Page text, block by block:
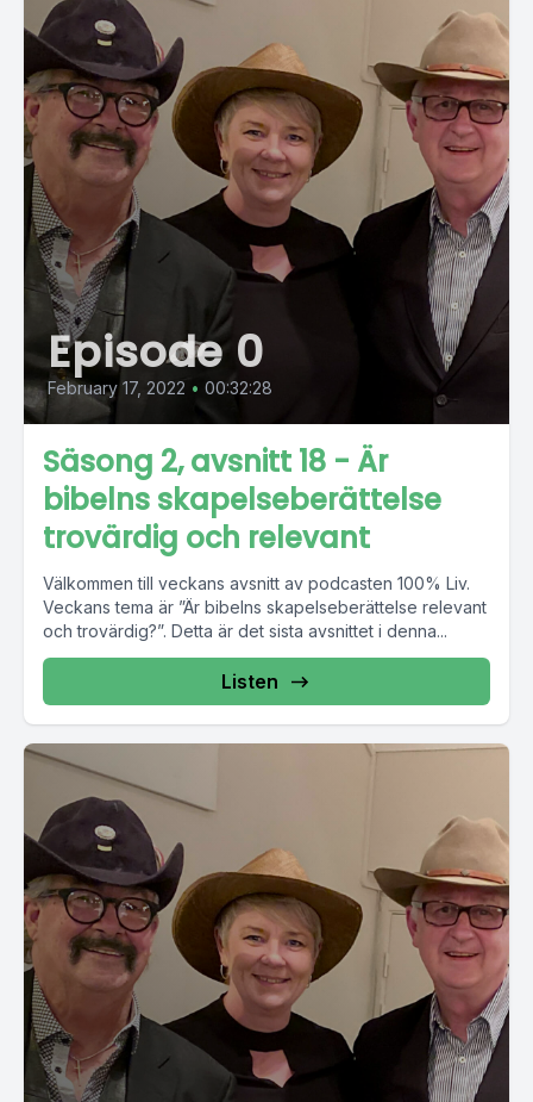
Episode 0
February 17, 2022 • 00:32:28
Säsong 2, avsnitt 18 - Är
bibelns skapelseberättelse
trovärdig och relevant
Välkommen till veckans avsnitt av podcasten 100% Liv.
Veckans tema är ”Är bibelns skapelseberättelse relevant
och trovärdig?”. Detta är det sista avsnittet i denna...
Listen